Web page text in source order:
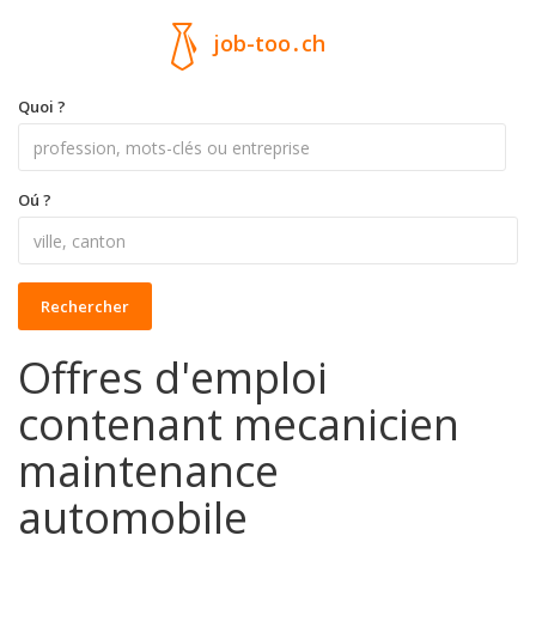
job-too.ch
Quoi ?
Oú ?
Rechercher
Offres d'emploi
contenant mecanicien
maintenance
automobile